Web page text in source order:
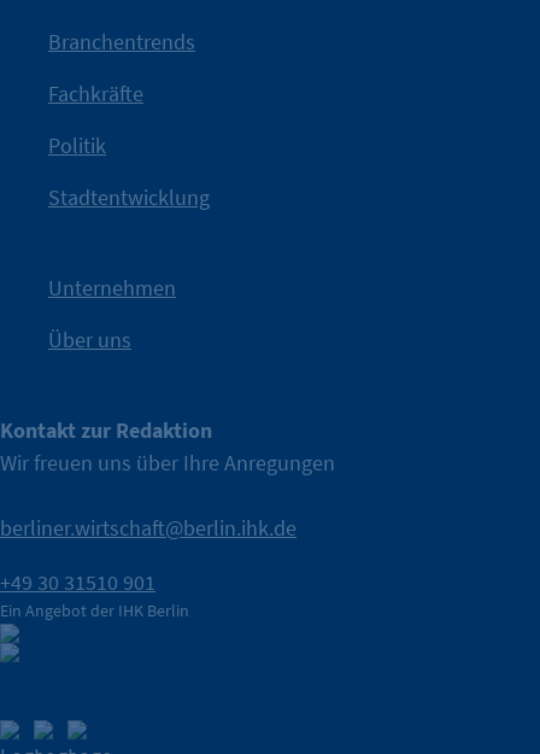
IHK Berlin. Offizieller Unterstützer der Berliner Wirtschaft.
Nach einer aufmerksamkeitsstarken Teaserphase geht die
Kampagne der IHK Berlin in die nächste Stufe. Mit
IHK?“wurde bewusst Neugier geweckt und Gespräche
mit Haltung.
Branchentrends
Fachkräfte
Politik
Stadtentwicklung
Unternehmen
Über uns
Kontakt zur Redaktion
Wir freuen uns über Ihre Anregungen
berliner.wirtschaft@berlin.ihk.de
+49 30 31510 901
Ein Angebot der IHK Berlin